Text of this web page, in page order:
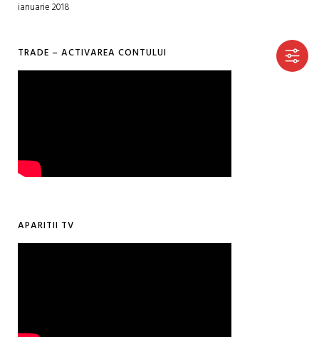
ianuarie 2018
TRADE – ACTIVAREA CONTULUI
APARITII TV